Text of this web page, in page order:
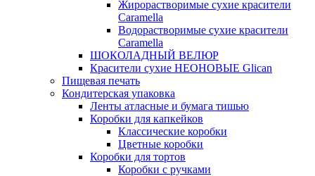
Жирорастворимые сухие красители
Caramella
Водорастворимые сухие красители
Caramella
ШОКОЛАДНЫЙ ВЕЛЮР
Красители сухие НЕОНОВЫЕ Glican
Пищевая печать
Кондитерская упаковка
Ленты атласные и бумага тишью
Коробки для капкейков
Классические коробки
Цветные коробки
Коробки для тортов
Коробки с ручками